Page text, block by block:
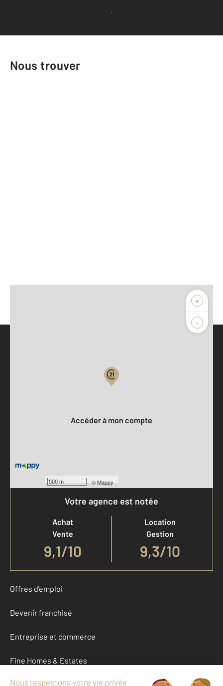
Voir tous les avis clients
Nous trouver
+
-
500 m ©Mappy
Accéder à mon compte
Votre agence est notée
Achat
Vente
9,1/10
Location
Gestion
9,3/10
Offres d'emploi
Devenir franchisé
Entreprise et commerce
Fine Homes & Estates